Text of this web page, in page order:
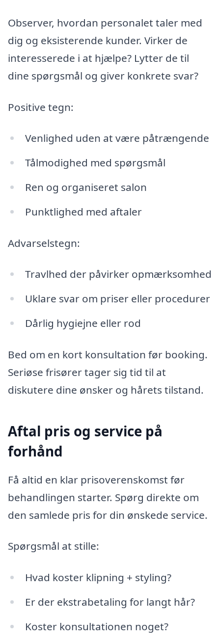
Observer, hvordan personalet taler med
dig og eksisterende kunder. Virker de
interesserede i at hjælpe? Lytter de til
dine spørgsmål og giver konkrete svar?
Positive tegn:
Venlighed uden at være påtrængende
Tålmodighed med spørgsmål
Ren og organiseret salon
Punktlighed med aftaler
Advarselstegn:
Travlhed der påvirker opmærksomhed
Uklare svar om priser eller procedurer
Dårlig hygiejne eller rod
Bed om en kort konsultation før booking.
Seriøse frisører tager sig tid til at
diskutere dine ønsker og hårets tilstand.
Aftal pris og service på
forhånd
Få altid en klar prisoverenskomst før
behandlingen starter. Spørg direkte om
den samlede pris for din ønskede service.
Spørgsmål at stille:
Hvad koster klipning + styling?
Er der ekstrabetaling for langt hår?
Koster konsultationen noget?